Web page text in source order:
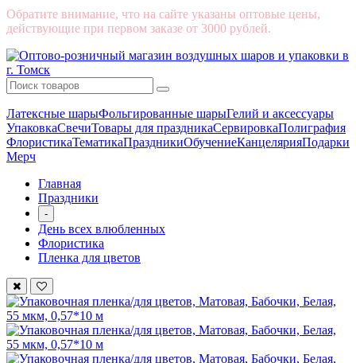
Обратите внимание, что на сайте указаны оптовые цены,
действующие при первом заказе от 3000 рублей.
Латексные шарыФольгированные шарыГелий и аксессуары
УпаковкаСвечиТовары для праздникаСервировкаПолиграфия
ФлористикаТематикаПраздникиОбучениеКанцелярияПодарки
Мерч
Главная
Праздники
-
День всех влюбленных
Флористика
Пленка для цветов